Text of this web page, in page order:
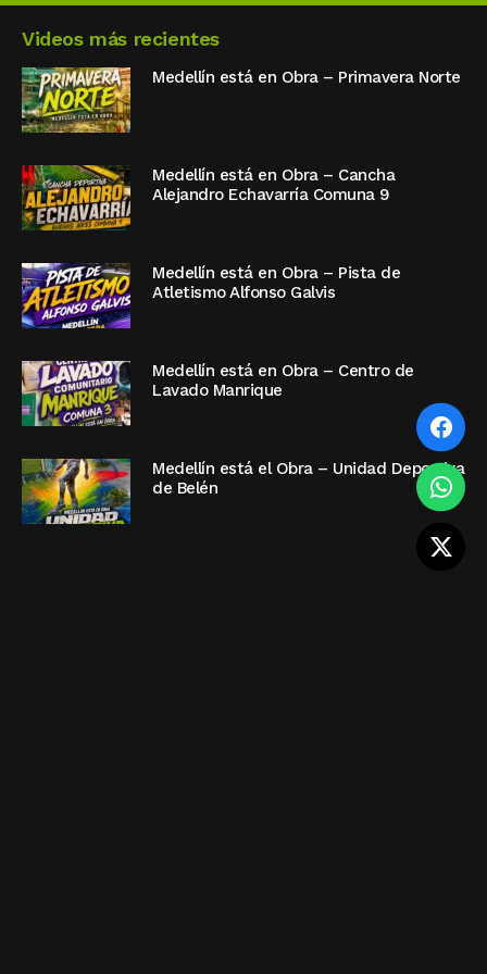
Videos más recientes
Medellín está en Obra – Primavera Norte
Medellín está en Obra – Cancha
Alejandro Echavarría Comuna 9
Medellín está en Obra – Pista de
Atletismo Alfonso Galvis
Medellín está en Obra – Centro de
Lavado Manrique
Medellín está el Obra – Unidad Deportiva
de Belén